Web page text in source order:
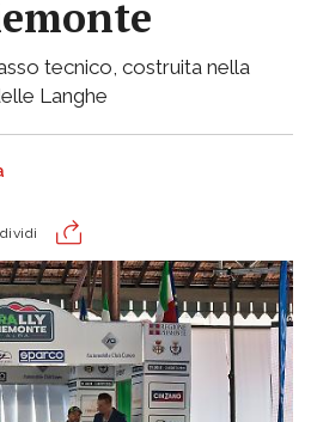
tecnico, costruita nella
Langhe